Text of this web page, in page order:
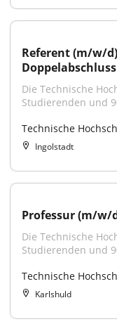
Referent (m/w/
Die Technische
Studierenden und
Technische
Ingolstadt
Professur (m/w/
Die Technische
Studierenden und
Technische
Karlshuld